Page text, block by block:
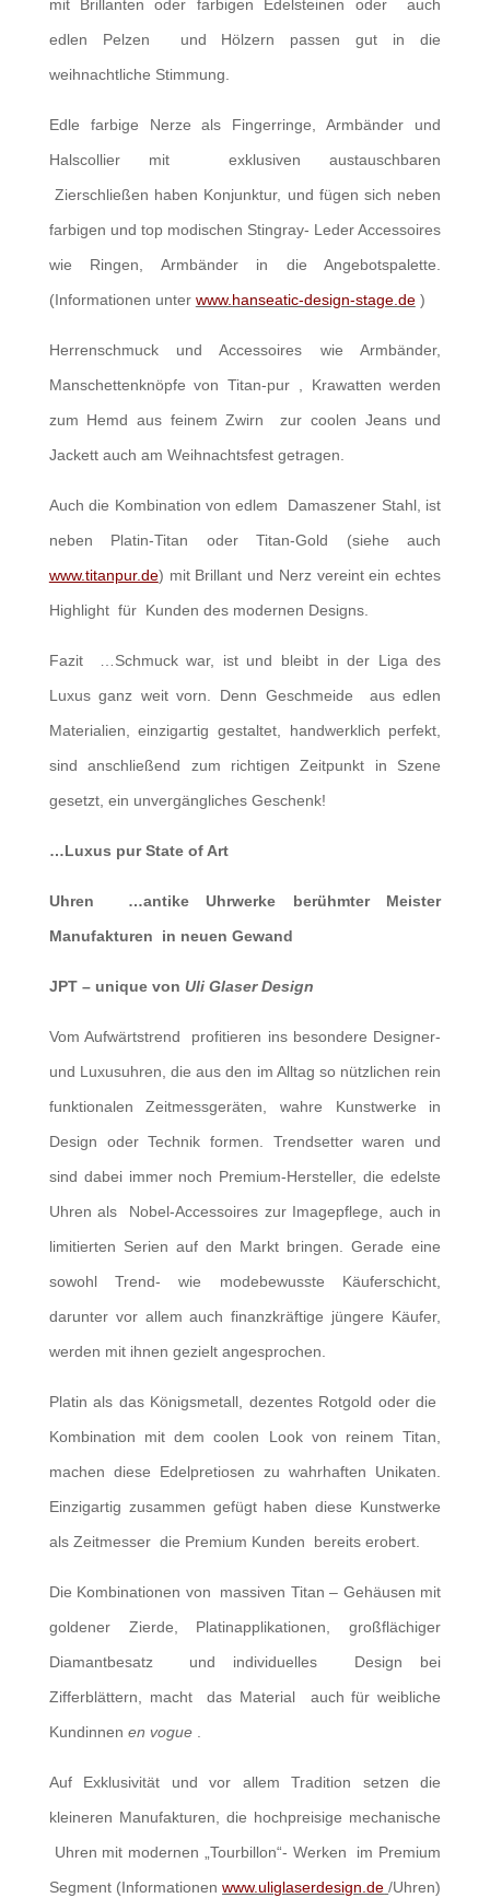
mit Brillanten oder farbigen Edelsteinen oder auch
edlen Pelzen und Hölzern passen gut in die
weihnachtliche Stimmung.
Edle farbige Nerze als Fingerringe, Armbänder und
Halscollier mit exklusiven austauschbaren
Zierschließen haben Konjunktur, und fügen sich neben
farbigen und top modischen Stingray- Leder Accessoires
wie Ringen, Armbänder in die Angebotspalette.
(Informationen unter www.hanseatic-design-stage.de)
Herrenschmuck und Accessoires wie Armbänder,
Manschettenknöpfe von Titan-pur , Krawatten werden
zum Hemd aus feinem Zwirn zur coolen Jeans und
Jackett auch am Weihnachtsfest getragen.
Auch die Kombination von edlem Damaszener Stahl, ist
neben Platin-Titan oder Titan-Gold (siehe auch
www.titanpur.de) mit Brillant und Nerz vereint ein echtes
Highlight für Kunden des modernen Designs.
Fazit …Schmuck war, ist und bleibt in der Liga des
Luxus ganz weit vorn. Denn Geschmeide aus edlen
Materialien, einzigartig gestaltet, handwerklich perfekt,
sind anschließend zum richtigen Zeitpunkt in Szene
gesetzt, ein unvergängliches Geschenk!
…Luxus purState of Art
Uhren …antike Uhrwerke berühmter Meister
Manufakturen in neuen Gewand
JPT – unique von Uli Glaser Design
Vom Aufwärtstrend profitieren ins besondere Designer-
und Luxusuhren, die aus den im Alltag so nützlichen rein
funktionalen Zeitmessgeräten, wahre Kunstwerke in
Design oder Technik formen. Trendsetter waren und
sind dabei immer noch Premium-Hersteller, die edelste
Uhren als Nobel-Accessoires zur Imagepflege, auch in
limitierten Serien auf den Markt bringen. Gerade eine
sowohl Trend- wie modebewusste Käuferschicht,
darunter vor allem auch finanzkräftige jüngere Käufer,
werden mit ihnen gezielt angesprochen.
Platin als das Königsmetall, dezentes Rotgold oder die
Kombination mit dem coolen Look von reinem Titan,
machen diese Edelpretiosen zu wahrhaften Unikaten.
Einzigartig zusammen gefügt haben diese Kunstwerke
als Zeitmesser die Premium Kunden bereits erobert.
Die Kombinationen von massiven Titan – Gehäusen mit
goldener Zierde, Platinapplikationen, großflächiger
Diamantbesatz und individuelles Design bei
Zifferblättern, macht das Material auch für weibliche
Kundinnen en vogue.
Auf Exklusivität und vor allem Tradition setzen die
kleineren Manufakturen, die hochpreisige mechanische
Uhren mit modernen „Tourbillon“- Werken im Premium
Segment (Informationenwww.uliglaserdesign.de /Uhren)